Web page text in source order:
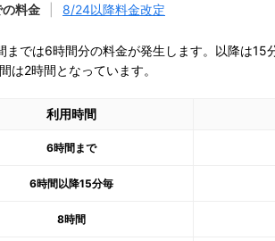
料金 8/24以降料金改定
までは6時間分の料金が発生します。以降は15
は2時間となっています。
利用時間
6時間まで
6時間以降15分毎
8時間